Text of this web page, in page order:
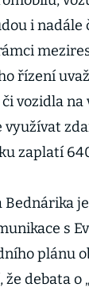
i nadále
řízení
či vozidla
využívat
zaplatí
Bednárika
s
plánu
debata o